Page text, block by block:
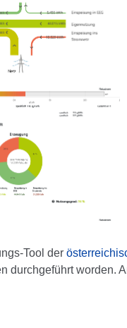
Tool der
durchgeführt worden.